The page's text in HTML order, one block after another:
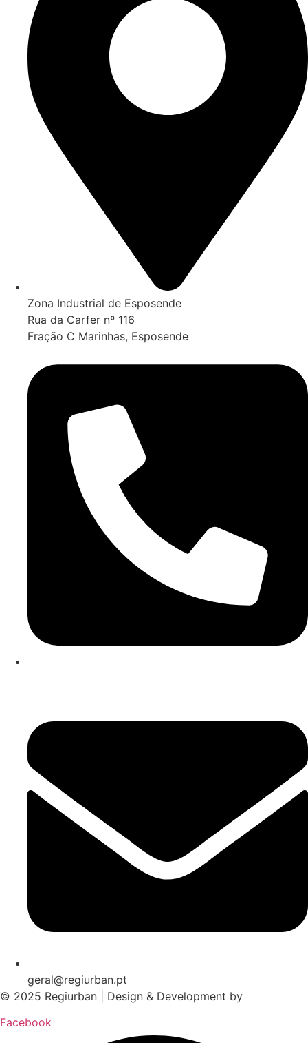
Zona Industrial de Esposende
Rua da Carfer nº 116
Fração C Marinhas, Esposende
geral@regiurban.pt
© 2025 Regiurban | Design & Development by
Facebook